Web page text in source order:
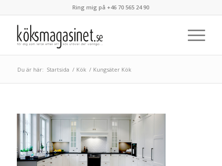
Ring mig på +46 70 565 24 90
Du är här: Startsida / Kök / Kungsäter Kök